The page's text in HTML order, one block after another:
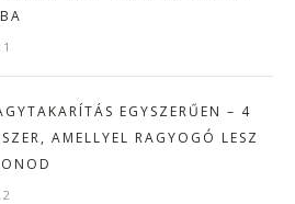
EGYSZERŰEN – 4
AMELLYEL RAGYOGÓ LESZ